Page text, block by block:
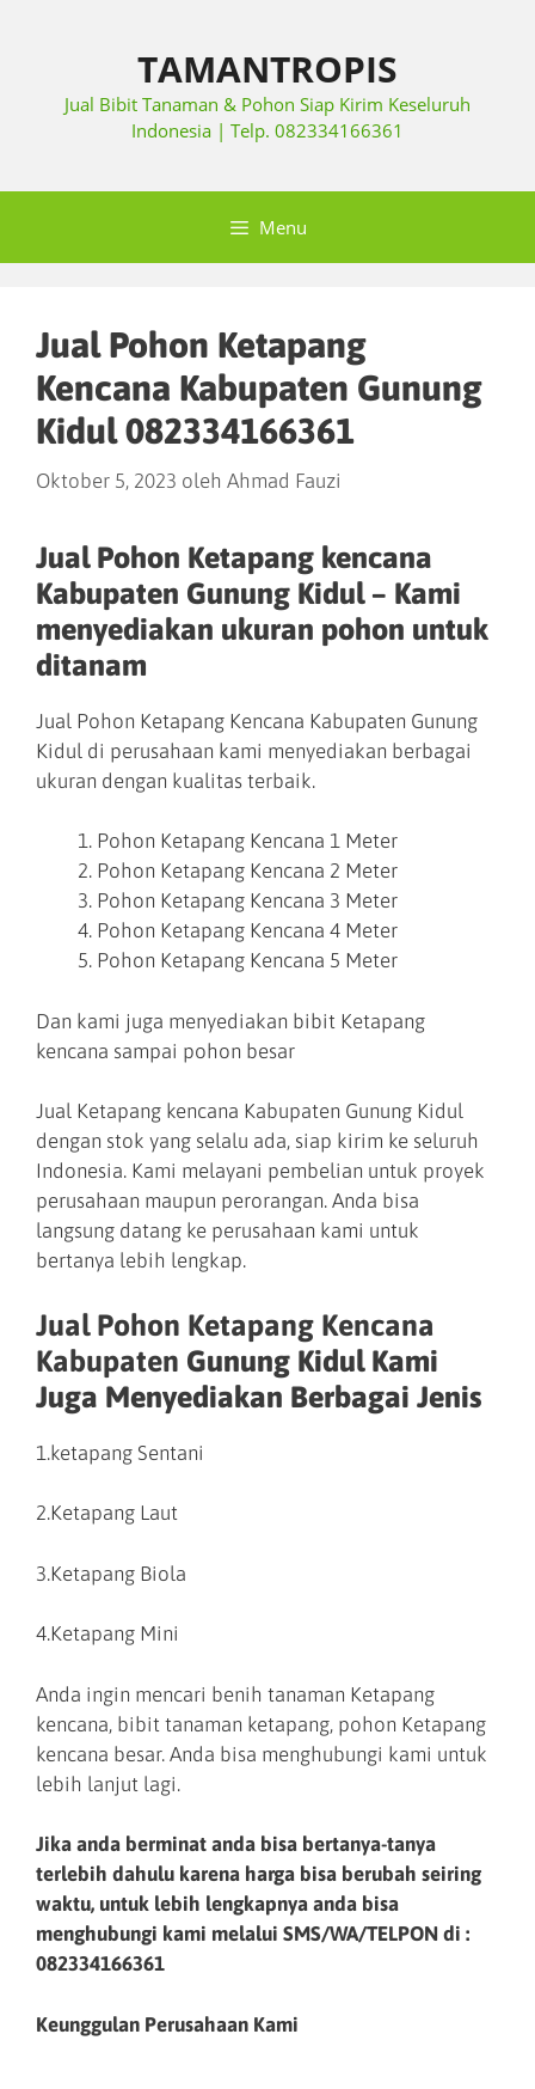
TAMANTROPIS
Jual Bibit Tanaman & Pohon Siap Kirim Keseluruh
Indonesia | Telp. 082334166361
Menu
Jual Pohon Ketapang
Kencana Kabupaten Gunung
Kidul 082334166361
Oktober 5, 2023 oleh Ahmad Fauzi
Jual Pohon Ketapang kencana
Kabupaten Gunung Kidul – Kami
menyediakan ukuran pohon untuk
ditanam
Jual Pohon Ketapang Kencana Kabupaten Gunung
Kidul di perusahaan kami menyediakan berbagai
ukuran dengan kualitas terbaik.
Pohon Ketapang Kencana 1 Meter
Pohon Ketapang Kencana 2 Meter
Pohon Ketapang Kencana 3 Meter
Pohon Ketapang Kencana 4 Meter
Pohon Ketapang Kencana 5 Meter
Dan kami juga menyediakan bibit Ketapang
kencana sampai pohon besar
Jual Ketapang kencana Kabupaten Gunung Kidul
dengan stok yang selalu ada, siap kirim ke seluruh
Indonesia. Kami melayani pembelian untuk proyek
perusahaan maupun perorangan. Anda bisa
langsung datang ke perusahaan kami untuk
bertanya lebih lengkap.
Jual Pohon Ketapang Kencana
Kabupaten Gunung Kidul Kami
Juga Menyediakan Berbagai Jenis
1.ketapang Sentani
2.Ketapang Laut
3.Ketapang Biola
4.Ketapang Mini
Anda ingin mencari benih tanaman Ketapang
kencana, bibit tanaman ketapang, pohon Ketapang
kencana besar. Anda bisa menghubungi kami untuk
lebih lanjut lagi.
Jika anda berminat anda bisa bertanya-tanya
terlebih dahulu karena harga bisa berubah seiring
waktu, untuk lebih lengkapnya anda bisa
menghubungi kami melalui SMS/WA/TELPON di :
082334166361
Keunggulan Perusahaan Kami